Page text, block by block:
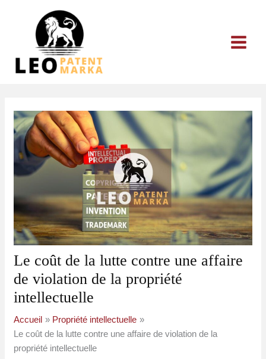
Le coût de la lutte contre une affaire
de violation de la propriété
intellectuelle
Accueil
Propriété intellectuelle
Le coût de la lutte contre une affaire de violation de la
propriété intellectuelle